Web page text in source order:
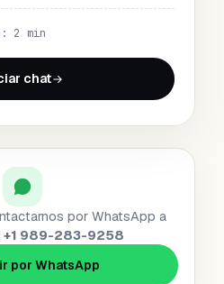
2 min
chat
por WhatsApp a
+1 989-283-9258
por WhatsApp